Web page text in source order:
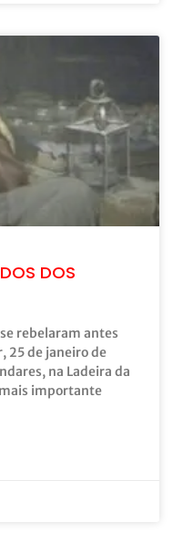
DOS
rebelaram antes
25 de janeiro de
na Ladeira da
importante